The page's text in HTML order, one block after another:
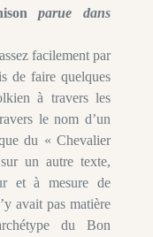
parue dans
facilement par
de faire quelques
à travers les
le nom d’un
du « Chevalier
un autre texte,
et à mesure de
avait pas matière
du Bon